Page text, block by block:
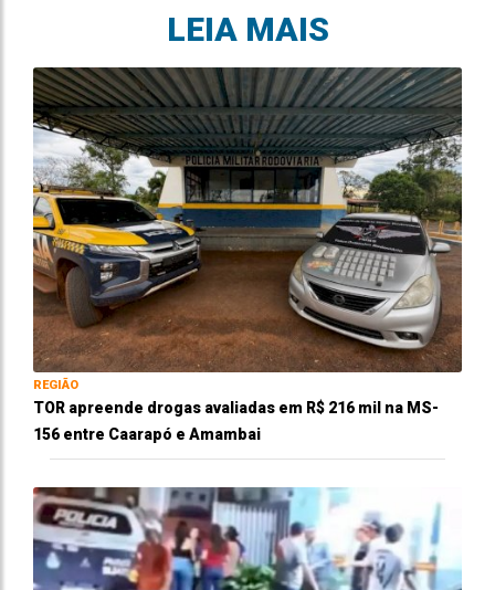
LEIA MAIS
REGIÃO
TOR apreende drogas avaliadas em R$ 216 mil na MS-
156 entre Caarapó e Amambai